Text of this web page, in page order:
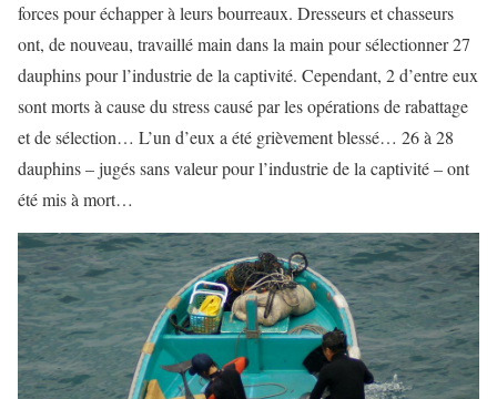
forces pour échapper à leurs bourreaux. Dresseurs et chasseurs
ont, de nouveau, travaillé main dans la main pour sélectionner 27
dauphins pour l’industrie de la captivité. Cependant, 2 d’entre eux
sont morts à cause du stress causé par les opérations de rabattage
et de sélection… L’un d’eux a été grièvement blessé… 26 à 28
dauphins – jugés sans valeur pour l’industrie de la captivité – ont
été mis à mort…